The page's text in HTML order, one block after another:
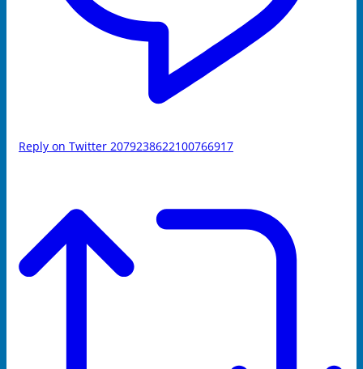
Reply on Twitter 2079238622100766917